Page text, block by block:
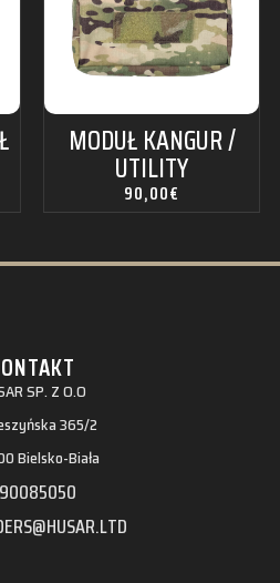
MODUŁ KANGUR /
UTILITY
90,00€
SP. Z O.O
365/2
Bielsko-Biała